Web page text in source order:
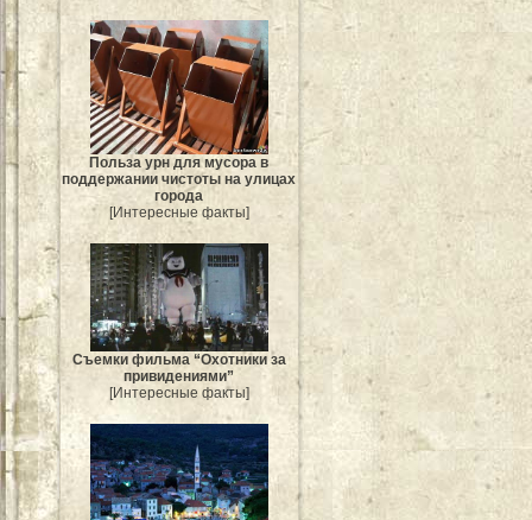
Польза урн для мусора в
поддержании чистоты на улицах
города
[Интересные факты]
Съемки фильма “Охотники за
привидениями”
[Интересные факты]